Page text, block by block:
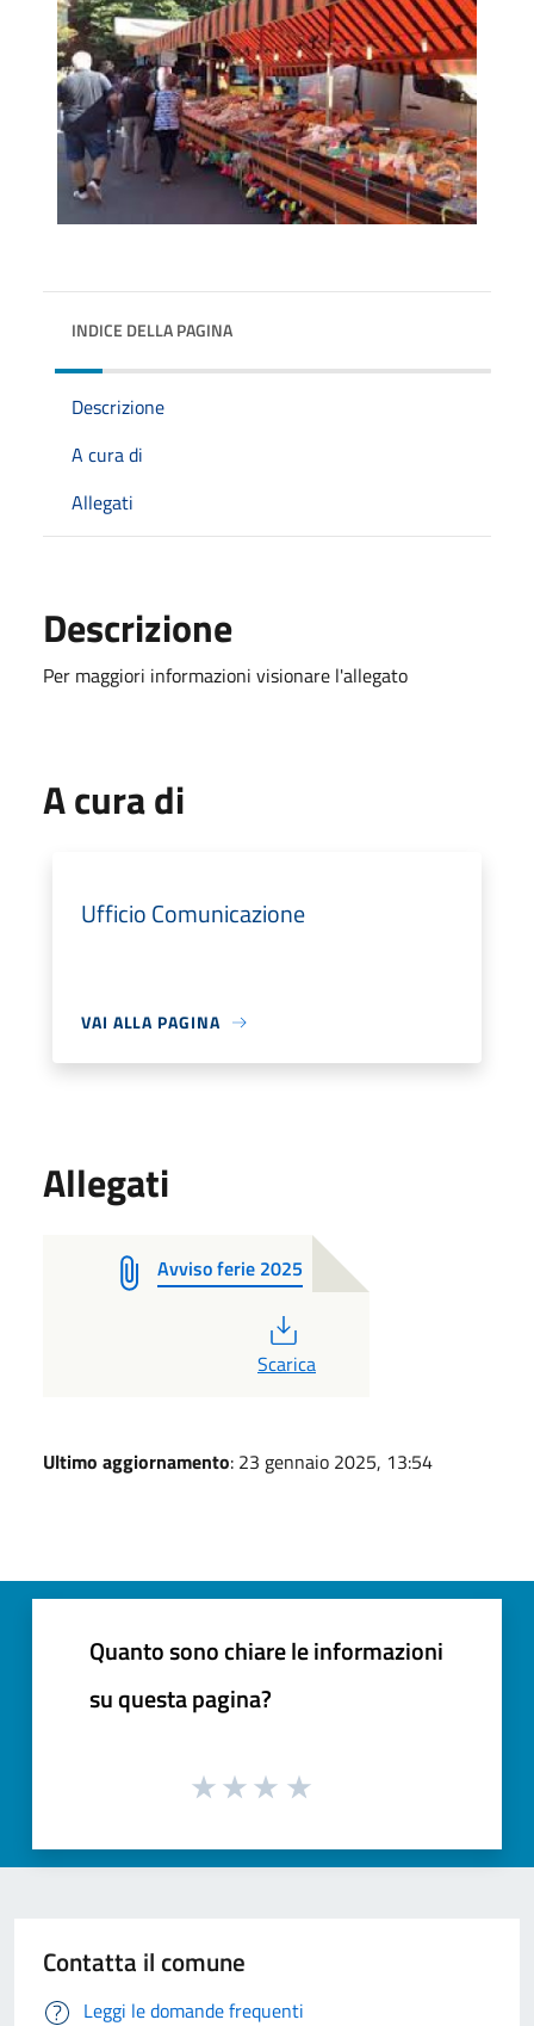
INDICE DELLA PAGINA
Descrizione
A cura di
Allegati
Descrizione
Per maggiori informazioni visionare l'allegato
A cura di
Ufficio Comunicazione
VAI ALLA PAGINA
Allegati
Avviso ferie 2025
Scarica
Ultimo aggiornamento: 23 gennaio 2025, 13:54
Quanto sono chiare le informazioni
su questa pagina?
Contatta il comune
Leggi le domande frequenti